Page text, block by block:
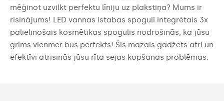
mēģinot uzvilkt perfektu līniju uz plakstiņa? Mums ir
risinājums! LED vannas istabas spogulī integrētais 3x
palielinošais kosmētikas spogulis nodrošinās, ka jūsu
grims vienmēr būs perfekts! Šis mazais gadžets ātri un
efektīvi atrisinās jūsu rīta sejas kopšanas problēmas.